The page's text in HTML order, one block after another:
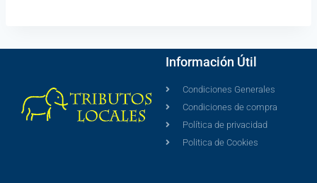
Información Útil
Condiciones Generales
Condiciones de compra
Política de privacidad
Politica de Cookies